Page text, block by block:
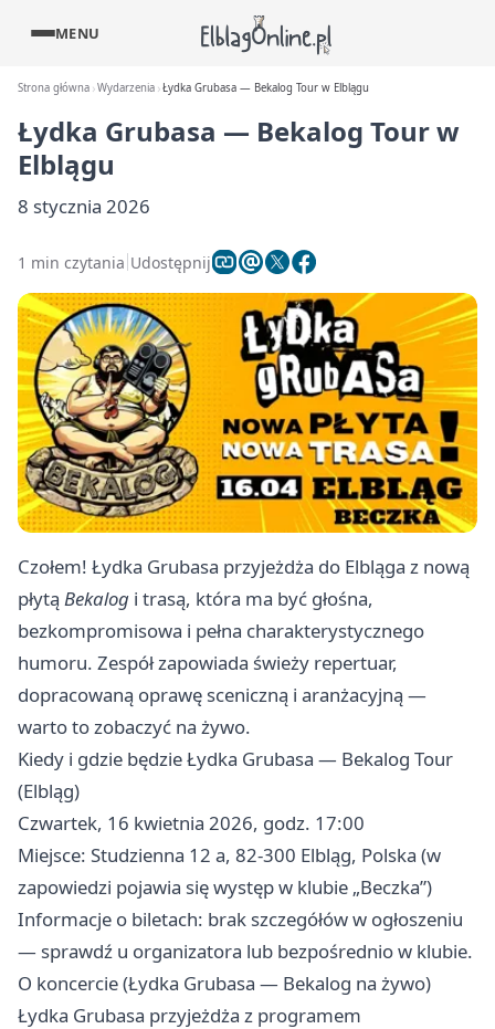
MENU
Strona główna Wydarzenia Łydka Grubasa — Bekalog Tour w Elblągu
Łydka Grubasa — Bekalog Tour w
Elblągu
8 stycznia 2026
1 min czytania Udostępnij
Czołem! Łydka Grubasa przyjeżdża do Elbląga z nową
płytą Bekalog i trasą, która ma być głośna,
bezkompromisowa i pełna charakterystycznego
humoru. Zespół zapowiada świeży repertuar,
dopracowaną oprawę sceniczną i aranżacyjną —
warto to zobaczyć na żywo.
Kiedy i gdzie będzie Łydka Grubasa — Bekalog Tour
(Elbląg)
Czwartek, 16 kwietnia 2026, godz. 17:00
Miejsce: Studzienna 12 a, 82-300 Elbląg, Polska (w
zapowiedzi pojawia się występ w klubie „Beczka”)
Informacje o biletach: brak szczegółów w ogłoszeniu
— sprawdź u organizatora lub bezpośrednio w klubie.
O koncercie (Łydka Grubasa — Bekalog na żywo)
Łydka Grubasa przyjeżdża z programem